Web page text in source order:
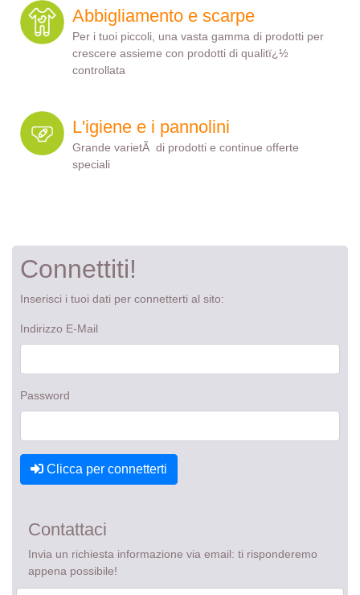
Abbigliamento e scarpe
Per i tuoi piccoli, una vasta gamma di prodotti per
crescere assieme con prodotti di qualitï¿½
controllata
L'igiene e i pannolini
Grande varietÃ di prodotti e continue offerte
speciali
Connettiti!
Inserisci i tuoi dati per connetterti al sito:
Indirizzo E-Mail
Password
Clicca per connetterti
Contattaci
Invia un richiesta informazione via email: ti risponderemo
appena possibile!